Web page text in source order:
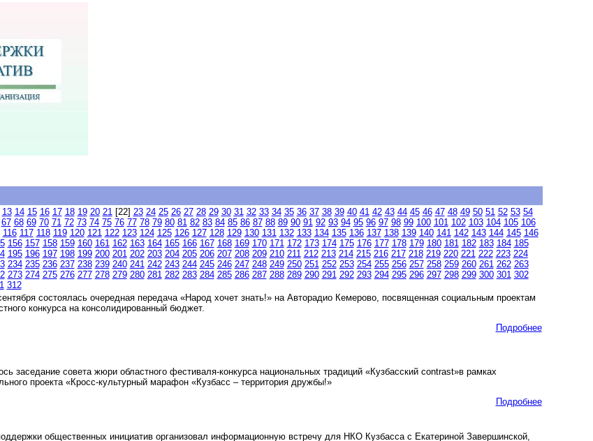
13 14 15 16 17 18 19 20 21[22] 23 24 25 26 27 28 29 30 31 32 33 34 35 36 37 38 39 40 41 42 43 44 45 46 47 48 49 50 51 52 53 54
67 68 69 70 71 72 73 74 75 76 77 78 79 80 81 82 83 84 85 86 87 88 89 90 91 92 93 94 95 96 97 98 99 100 101 102 103 104 105 106
116 117 118 119 120 121 122 123 124 125 126 127 128 129 130 131 132 133 134 135 136 137 138 139 140 141 142 143 144 145 146
156 157 158 159 160 161 162 163 164 165 166 167 168 169 170 171 172 173 174 175 176 177 178 179 180 181 182 183 184 185
195 196 197 198 199 200 201 202 203 204 205 206 207 208 209 210 211 212 213 214 215 216 217 218 219 220 221 222 223 224
234 235 236 237 238 239 240 241 242 243 244 245 246 247 248 249 250 251 252 253 254 255 256 257 258 259 260 261 262 263
273 274 275 276 277 278 279 280 281 282 283 284 285 286 287 288 289 290 291 292 293 294 295 296 297 298 299 300 301 302
312
состоялась очередная передача «Народ хочет знать!» на Авторадио Кемерово, посвященная социальным проектам
конкурса на консолидированный бюджет.
Подробнее
заседание совета жюри областного фестиваля-конкурса национальных традиций «Кузбасский contrast»в рамках
проекта «Кросс-культурный марафон «Кузбасс – территория дружбы!»
Подробнее
общественных инициатив организовал информационную встречу для НКО Кузбасса с Екатериной Завершинской,